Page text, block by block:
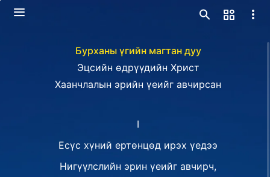
Бурханы үгийн магтан дуу
Эцсийн өдрүүдийн Христ
Хаанчлалын эрийн үеийг авчирсан
I
Есүс хүний ертөнцөд ирэх үедээ
Нигүүлслийн эрин үеийг авчирч,